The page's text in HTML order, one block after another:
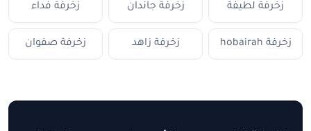
زخرفة لطيفة زخرفة جاندان زخرفة فداء
زخرفة hobairah زخرفة زاهد زخرفة صفوان